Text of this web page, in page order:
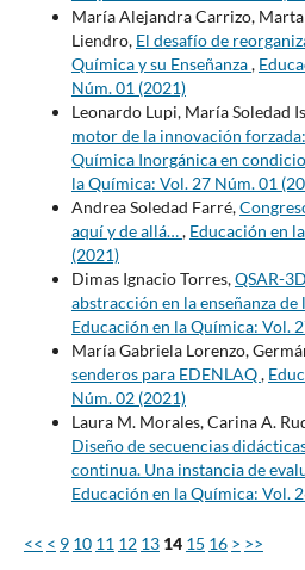
María Alejandra Carrizo,
Liendro, El desafío de
Química y su Enseñanza,
Núm. 01 (2021)
Leonardo Lupi, María Soledad
motor de la innovación
Química Inorgánica en
la Química: Vol. 27 Núm. 01
Andrea Soledad Farré,
aquí y de allá…, Educación en
(2021)
Dimas Ignacio Torres,QSAR-
abstracción en la enseñanza
Educación en la Química: Vol.
María Gabriela Lorenzo,
senderos para EDENLAQ,
Núm. 02 (2021)
Laura M. Morales, Carina A.
Diseño de secuencias
continua. Una instancia de
Educación en la Química: Vol.
<< < 9 10 11 12 13 14 15 16 > >>